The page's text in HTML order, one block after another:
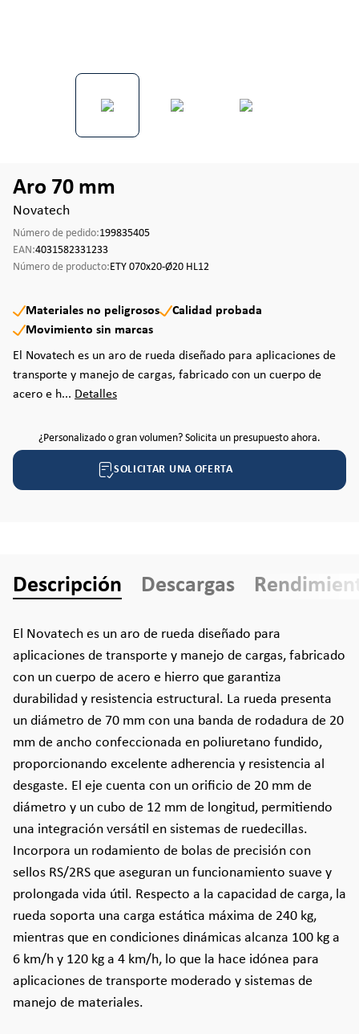
Aro 70 mm
Novatech
Número de pedido:199835405
EAN:4031582331233
Número de producto:ETY 070x20-Ø20 HL12
Materiales no peligrosos
Calidad probada
Movimiento sin marcas
El Novatech es un aro de rueda diseñado para aplicaciones de
transporte y manejo de cargas, fabricado con un cuerpo de
acero e h... Detalles
¿Personalizado o gran volumen? Solicita un presupuesto ahora.
SOLICITAR UNA OFERTA
Descripción Descargas
El Novatech es un aro de rueda diseñado para
aplicaciones de transporte y manejo de cargas, fabricado
con un cuerpo de acero e hierro que garantiza
durabilidad y resistencia estructural. La rueda presenta
un diámetro de 70 mm con una banda de rodadura de 20
mm de ancho confeccionada en poliuretano fundido,
proporcionando excelente adherencia y resistencia al
desgaste. El eje cuenta con un orificio de 20 mm de
diámetro y un cubo de 12 mm de longitud, permitiendo
una integración versátil en sistemas de ruedecillas.
Incorpora un rodamiento de bolas de precisión con
sellos RS/2RS que aseguran un funcionamiento suave y
prolongada vida útil. Respecto a la capacidad de carga, la
rueda soporta una carga estática máxima de 240 kg,
mientras que en condiciones dinámicas alcanza 100 kg a
6 km/h y 120 kg a 4 km/h, lo que la hace idónea para
aplicaciones de transporte moderado y sistemas de
manejo de materiales.